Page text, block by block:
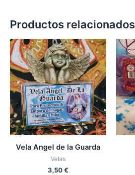
Productos relacionados
Vela Angel de la Guarda
Velas
3,50€